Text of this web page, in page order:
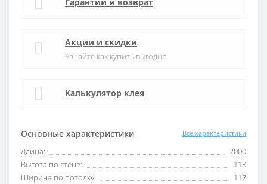
Основные характеристики Все характеристики
Длина:
2000
Высота по стене:
118
Ширина по потолку:
117
Гарантии и возврат
Акции и скидки
Узнайте как купить выгодно
Калькулятор клея